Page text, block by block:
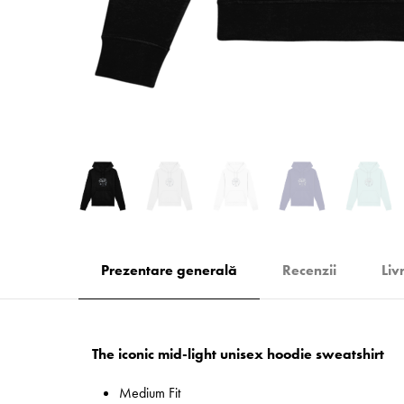
Prezentare generală Recenzii
The iconic mid-light unisex hoodie sweatshirt
Medium Fit